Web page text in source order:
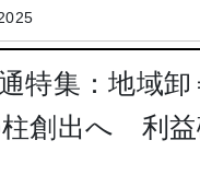
特集：地域
創出へ 利益